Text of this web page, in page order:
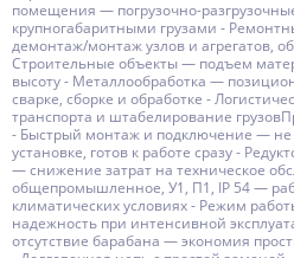
помещения — погрузочно-
крупногабаритными грузами -
демонтаж/монтаж узлов и агрегатов,
Строительные объекты — подъем
высоту - Металлообработка —
сварке, сборке и обработке -
транспорта и штабелирование
- Быстрый монтаж и подключение — не
установке, готов к работе сразу -
— снижение затрат на техническое
общепромышленное, У1, П1, IP 54 —
климатических условиях - Режим
надежность при интенсивной
отсутствие барабана — экономия